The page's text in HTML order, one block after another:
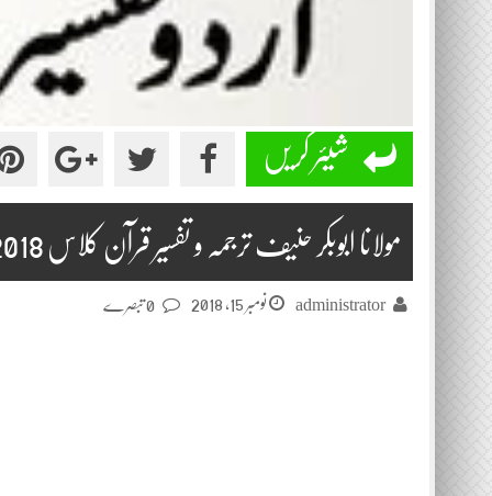
شیئر کریں
مولانا ابوبکر حنیف ترجمہ و تفسیر قرآن کلاس 2018-11-15
administrator نومبر 15, 2018